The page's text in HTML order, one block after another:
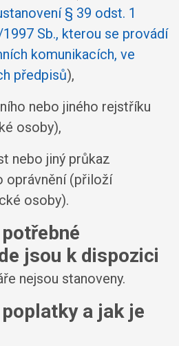
§ 39 odst. 1
Sb., kterou se provádí
komunikacích, ve
předpisů),
nebo jiného rejstříku
osoby),
nebo jiný průkaz
oprávnění (přiloží
osoby).
jsou k dispozici
nejsou stanoveny.
a jak je